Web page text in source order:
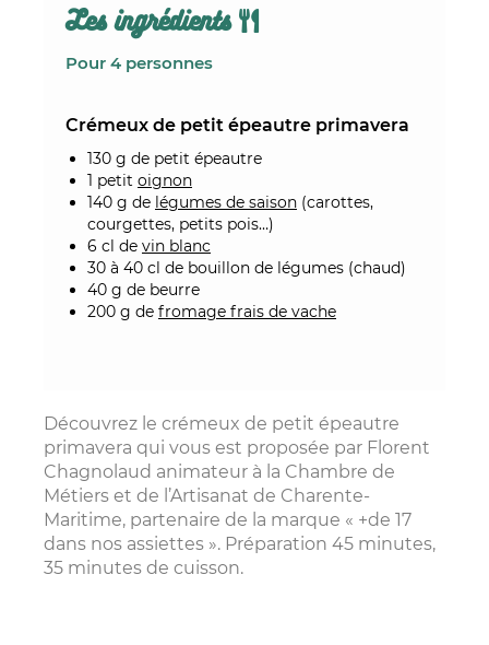
Découvrez le crémeux de petit épeautre
primavera qui vous est proposée par Florent
Chagnolaud animateur à la Chambre de
Métiers et de l’Artisanat de Charente-
Maritime, partenaire de la marque « +de 17
dans nos assiettes ». Préparation 45 minutes,
35 minutes de cuisson.
Les ingrédients
Pour 4 personnes
Crémeux de petit épeautre primavera
130 g de petit épeautre
1 petit oignon
140 g de légumes de saison (carottes,
courgettes, petits pois…)
6 cl de vin blanc
30 à 40 cl de bouillon de légumes (chaud)
40 g de beurre
200 g de fromage frais de vache